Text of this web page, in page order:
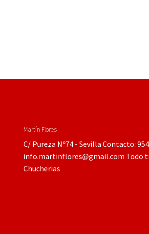
Martín Flores
C/ Pureza Nº74 - Sevilla Contacto:
info.martinflores@gmail.com Todo
Chucherias